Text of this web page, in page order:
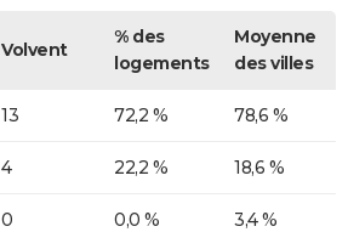
Volvent
% des
logements
Moyenne
des villes
13 72,2 % 78,6 %
4 22,2 % 18,6 %
0 0,0 % 3,4 %